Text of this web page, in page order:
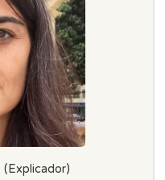
(Explicador)